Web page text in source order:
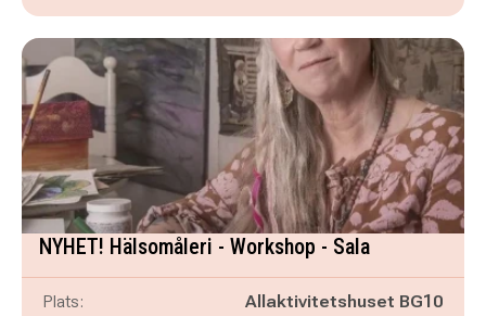
NYHET! Hälsomåleri - Workshop - Sala
Plats:
Allaktivitetshuset BG10